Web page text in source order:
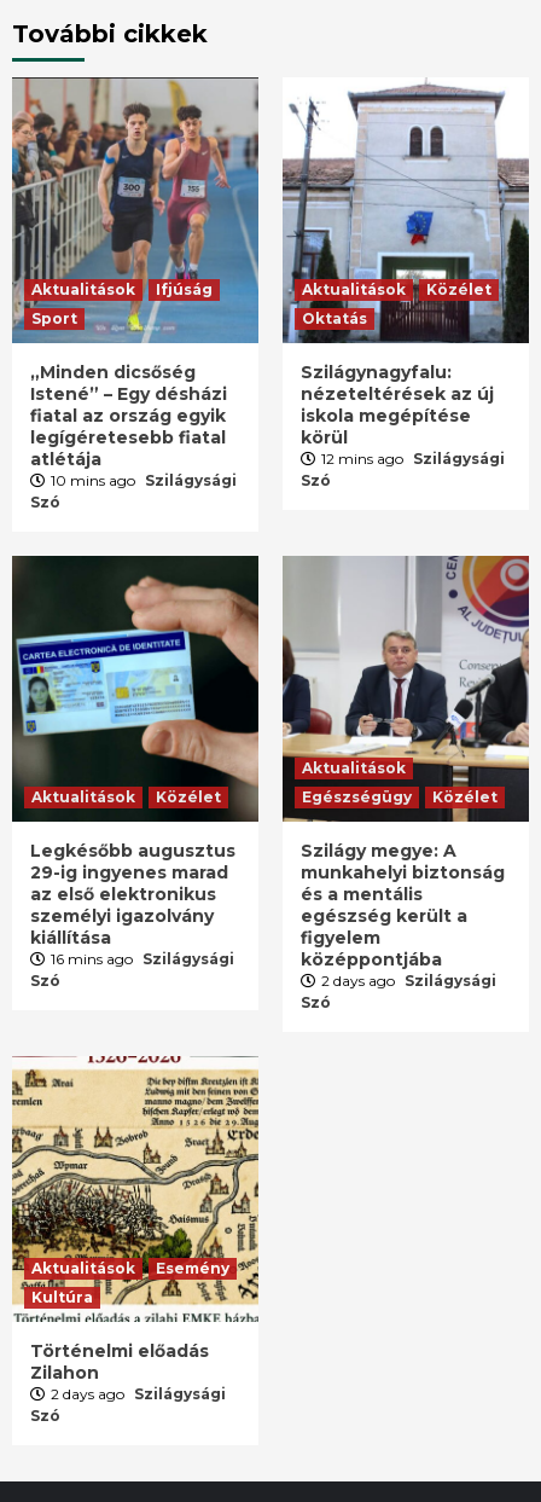
További cikkek
Aktualitások
Ifjúság
Sport
„Minden dicsőség
Istené” – Egy désházi
fiatal az ország egyik
legígéretesebb fiatal
atlétája
10 mins ago Szilágysági
Szó
Aktualitások
Közélet
Oktatás
Szilágynagyfalu:
nézeteltérések az új
iskola megépítése
körül
12 mins ago Szilágysági
Szó
Aktualitások Közélet
Legkésőbb augusztus
29-ig ingyenes marad
az első elektronikus
személyi igazolvány
kiállítása
16 mins ago Szilágysági
Szó
Aktualitások
Egészségügy
Közélet
Szilágy megye: A
munkahelyi biztonság
és a mentális
egészség került a
figyelem
középpontjába
2 days ago Szilágysági
Szó
Aktualitások
Esemény
Kultúra
Történelmi előadás
Zilahon
2 days ago Szilágysági
Szó